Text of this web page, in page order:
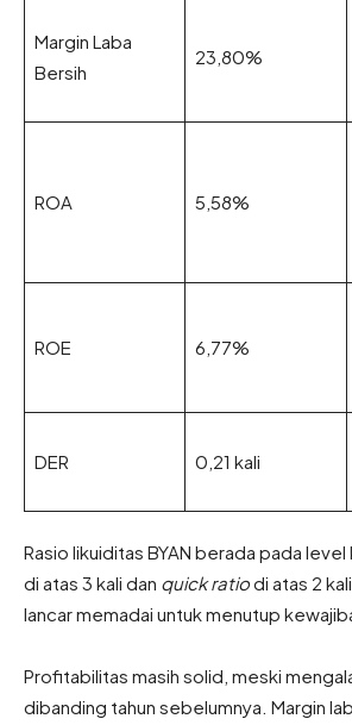
Margin Laba
Bersih
23,80%
ROA 5,58%
ROE 6,77%
DER 0,21 kali
Rasio likuiditas BYAN berada pada level
di atas 3 kali dan quick ratiodi atas 2
lancar memadai untuk menutup
Profitabilitas masih solid, meski
dibanding tahun sebelumnya. Margin